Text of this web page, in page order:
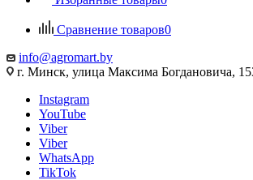
Сравнение товаров0
info@agromart.by
г. Минск, улица Максима Богдановича,
Instagram
YouTube
Viber
Viber
WhatsApp
TikTok